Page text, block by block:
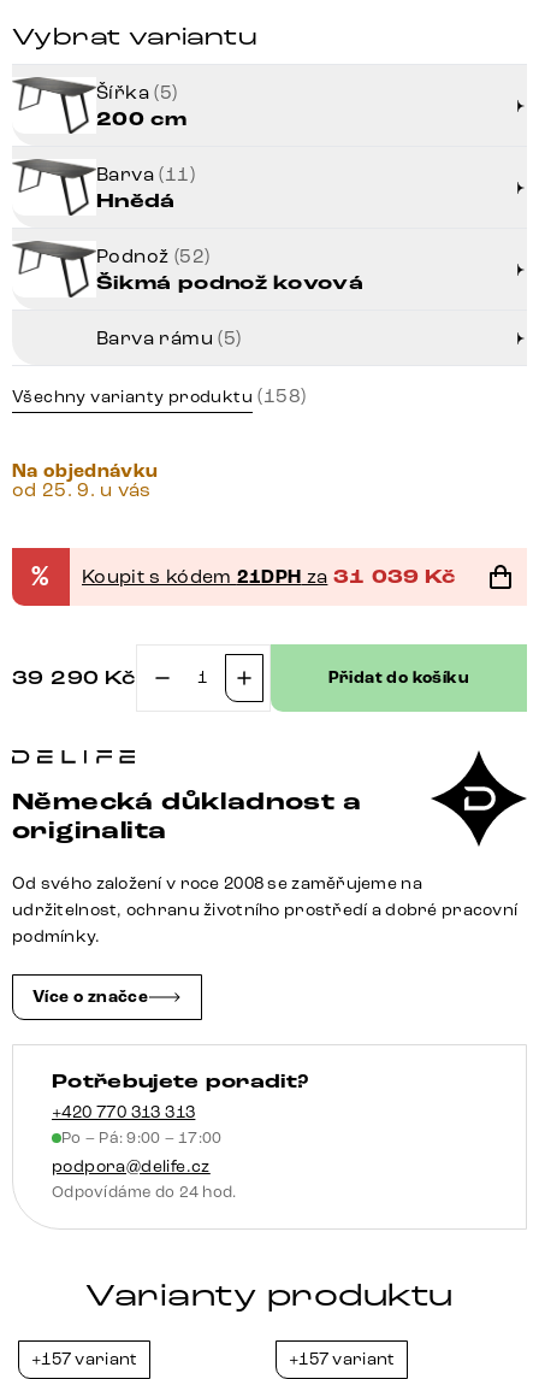
Vybrat variantu
Šířka(5)
200 cm
Barva(11)
Hnědá
Podnož (52)
Šikmá podnož kovová
Barva rámu(5)
Všechny varianty produktu (158)
Na objednávku
od 25. 9. u vás
% Koupit s kódem 21DPH za 31 039 Kč
39 290 Kč
tvar
200x100
keramika
Laminam®
hnědá
kov
šikmý
černá
množství
Přidat do košíku
Německá důkladnost a
originalita
Od svého založení v roce 2008 se zaměřujeme na
udržitelnost, ochranu životního prostředí a dobré pracovní
podmínky.
Více o značce
Potřebujete poradit?
+420 770 313 313
Po – Pá: 9:00 – 17:00
podpora@delife.cz
Odpovídáme do 24 hod.
Varianty produktu
+157 variant +157 variant